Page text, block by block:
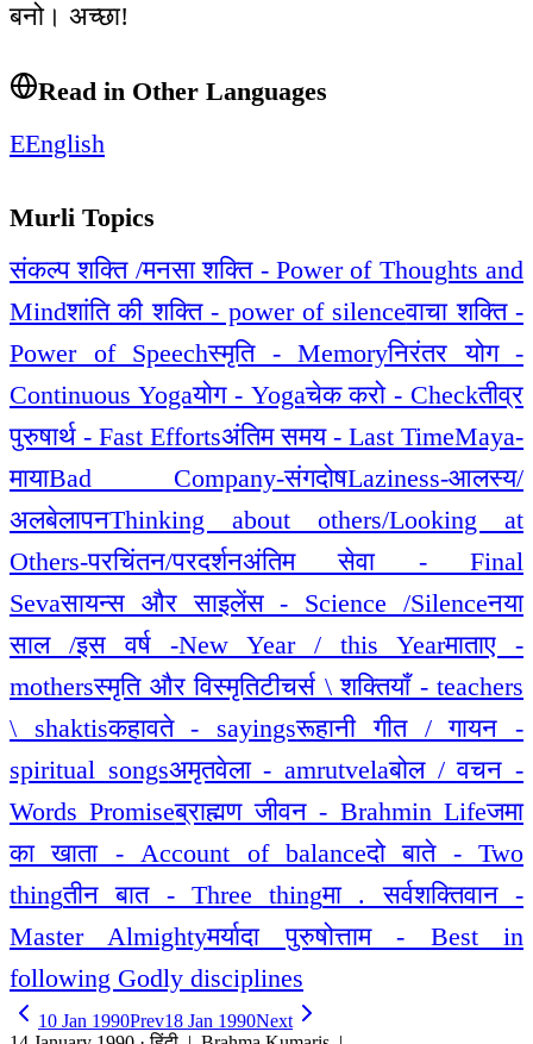
बनो। अच्छा!
Read in Other Languages
EEnglish
Murli Topics
संकल्प शक्ति /मनसा शक्ति - Power of Thoughts and
Mindशांति की शक्ति - power of silenceवाचा शक्ति -
Power of Speechस्मृति - Memoryनिरंतर योग -
Continuous Yogaयोग - Yogaचेक करो - Checkतीव्र
पुरुषार्थ - Fast Effortsअंतिम समय - Last TimeMaya-
मायाBad Company-संगदोषLaziness-आलस्य/
अलबेलापनThinking about others/Looking at
Others-परचिंतन/परदर्शनअंतिम सेवा - Final
Sevaसायन्स और साइलेंस - Science /Silenceनया
साल /इस वर्ष -New Year / this Yearमाताए -
mothersस्मृति और विस्मृतिटीचर्स \ शक्तियाँ - teachers
\ shaktisकहावते - sayingsरूहानी गीत / गायन -
spiritual songsअमृतवेला - amrutvelaबोल / वचन -
Words Promiseब्राह्मण जीवन - Brahmin Lifeजमा
का खाता - Account of balanceदो बाते - Two
thingतीन बात - Three thingमा . सर्वशक्तिवान -
Master Almightyमर्यादा पुरुषोत्ताम - Best in
following Godly disciplines
10 Jan 1990Prev18 Jan 1990Next